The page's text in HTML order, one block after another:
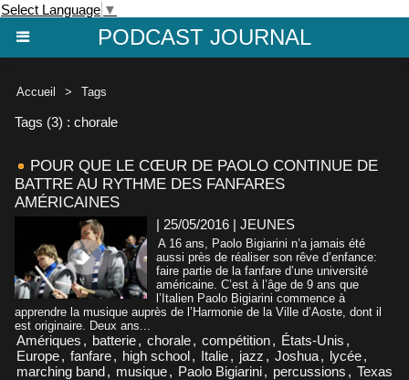
Select Language ▼
PODCAST JOURNAL
Accueil > Tags
Tags (3) : chorale
POUR QUE LE CŒUR DE PAOLO CONTINUE DE
BATTRE AU RYTHME DES FANFARES
AMÉRICAINES
| 25/05/2016 | JEUNES
A 16 ans, Paolo Bigiarini n’a jamais été
aussi près de réaliser son rêve d’enfance:
faire partie de la fanfare d’une université
américaine. C’est à l’âge de 9 ans que
l’Italien Paolo Bigiarini commence à
apprendre la musique auprès de l’Harmonie de la Ville d’Aoste, dont il
est originaire. Deux ans...
Amériques , batterie, chorale, compétition, États-Unis ,
Europe, fanfare, high school, Italie, jazz , Joshua, lycée,
marching band, musique, Paolo Bigiarini, percussions , Texas